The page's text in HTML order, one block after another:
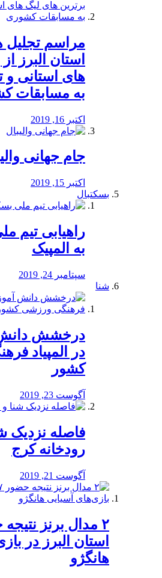
مراسم تجلیل
استان البرز
های استانی و
به مسابقات
اکتبر 16, 2019
جام جهانی
اکتبر 15, 2019
بسکتبال
راهیابی تیم
به المپیک
سپتامبر 24, 2019
شنا
درخشش دانش
در المپیاد
کشور
آگوست 23, 2019
️فاصله نزدیک
رودخانه کرج
آگوست 21, 2019
استان البرز در
هانگژو